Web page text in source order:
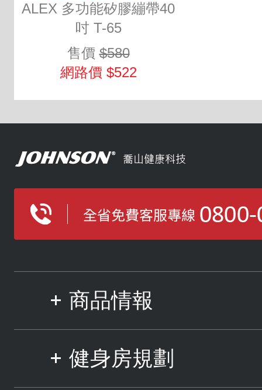
ALEX 多功能矽膠繃帶40
吋 T-65
售價$580
網路價 $522
商品情報
健身房規劃